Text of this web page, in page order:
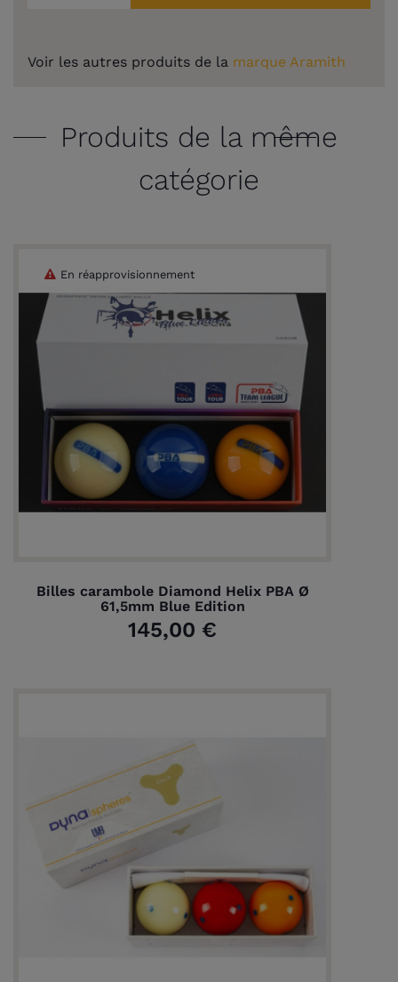
Voir les autres produits de la marque Aramith
Produits de la même
catégorie
Billes carambole Diamond Helix PBA Ø
61,5mm Blue Edition
145,00 €
En réapprovisionnement